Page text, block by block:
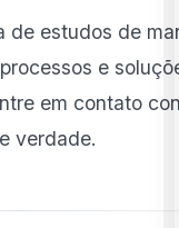
de estudos de
e
em contato
verdade.